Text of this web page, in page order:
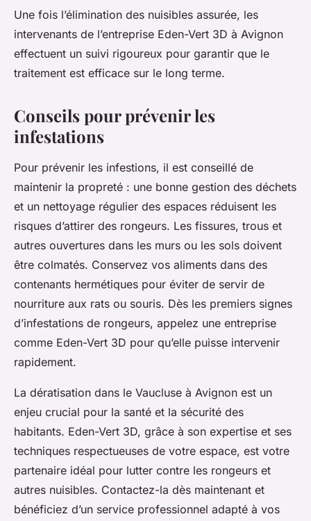
Une fois l’élimination des nuisibles assurée, les
intervenants de l’entreprise Eden-Vert 3D à Avignon
effectuent un suivi rigoureux pour garantir que le
traitement est efficace sur le long terme.
Conseils pour prévenir les
infestations
Pour prévenir les infestions, il est conseillé de
maintenir la propreté : une bonne gestion des déchets
et un nettoyage régulier des espaces réduisent les
risques d’attirer des rongeurs. Les fissures, trous et
autres ouvertures dans les murs ou les sols doivent
être colmatés. Conservez vos aliments dans des
contenants hermétiques pour éviter de servir de
nourriture aux rats ou souris. Dès les premiers signes
d’infestations de rongeurs, appelez une entreprise
comme Eden-Vert 3D pour qu’elle puisse intervenir
rapidement.
La dératisation dans le Vaucluse à Avignon est un
enjeu crucial pour la santé et la sécurité des
habitants. Eden-Vert 3D, grâce à son expertise et ses
techniques respectueuses de votre espace, est votre
partenaire idéal pour lutter contre les rongeurs et
autres nuisibles. Contactez-la dès maintenant et
bénéficiez d’un service professionnel adapté à vos